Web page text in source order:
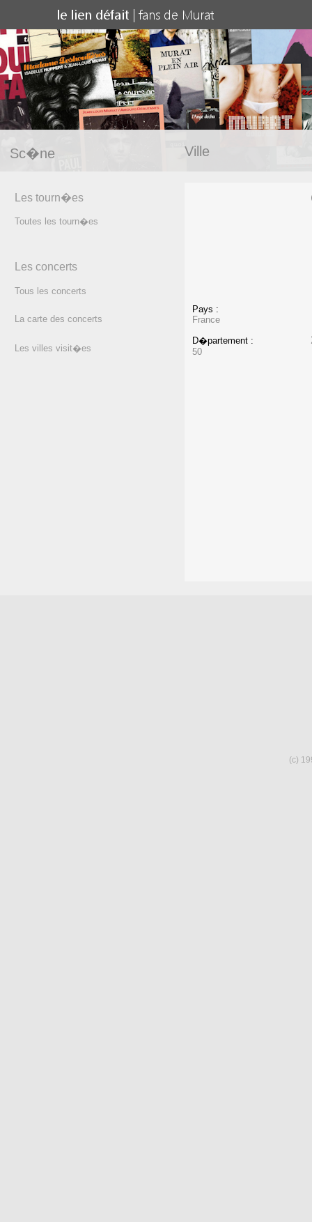
Sc�ne Ville
Les tourn�es
Toutes les tourn�es
Les concerts
Tous les concerts
La carte des concerts
Les villes visit�es
Pays :
France
D�partement :
50
(c)